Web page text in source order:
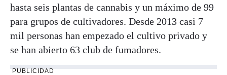
hasta seis plantas de cannabis y un máximo de 99
para grupos de cultivadores. Desde 2013 casi 7
mil personas han empezado el cultivo privado y
se han abierto 63 club de fumadores.
PUBLICIDAD